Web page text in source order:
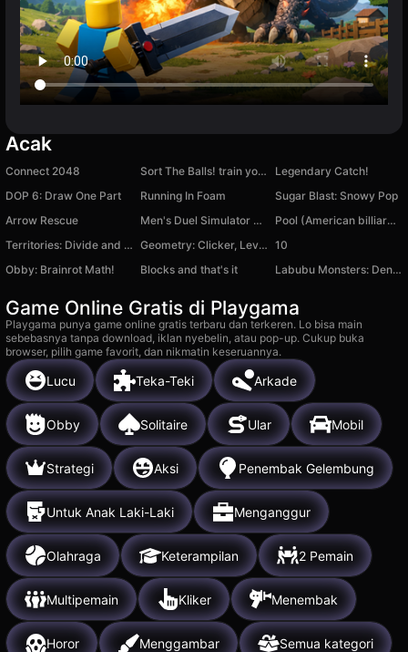
Acak
Connect 2048 Sort The Balls! train your brain and relax!
Legendary Catch!
DOP 6: Draw One Part
Running In Foam
Sugar Blast: Snowy Pop
Arrow Rescue
Men's Duel Simulator 3D
Pool (American billiards)
Territories: Divide and Conquer!
Geometry: Clicker, Levels, Connection 10
Obby: Brainrot Math!
Blocks and that's it Labubu Monsters: Dentist Doctor
Game Online Gratis di Playgama
Playgama punya game online gratis terbaru dan terkeren. Lo bisa main
sebebasnya tanpa download, iklan nyebelin, atau pop-up. Cukup buka
browser, pilih game favorit, dan nikmatin keseruannya.
Lucu Teka-Teki Arkade
Obby Solitaire Ular Mobil
Strategi Aksi Penembak Gelembung
Untuk Anak Laki-Laki Menganggur
Olahraga Keterampilan 2 Pemain
Multipemain Kliker Menembak
Horor Menggambar Semua kategori